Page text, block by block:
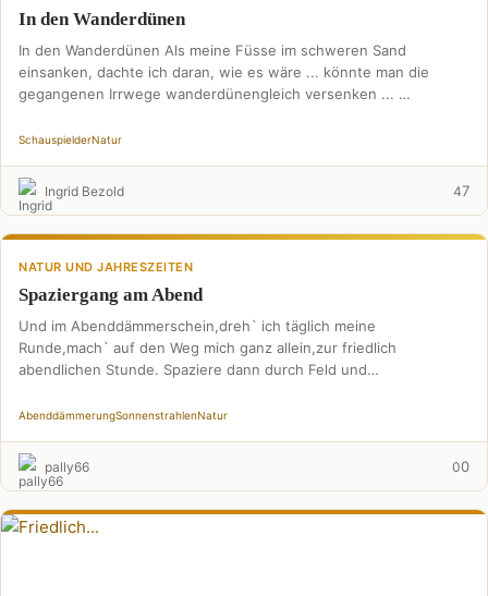
In den Wanderdünen
In den Wanderdünen Als meine Füsse im schweren Sand
einsanken, dachte ich daran, wie es wäre ... könnte man die
gegangenen Irrwege wanderdünengleich versenken ... …
SchauspielderNatur
Ingrid Bezold 47
NATUR UND JAHRESZEITEN
Spaziergang am Abend
Und im Abenddämmerschein,dreh` ich täglich meine
Runde,mach` auf den Weg mich ganz allein,zur friedlich
abendlichen Stunde. Spaziere dann durch Feld und
AbenddämmerungSonnenstrahlenNatur
pally66 00